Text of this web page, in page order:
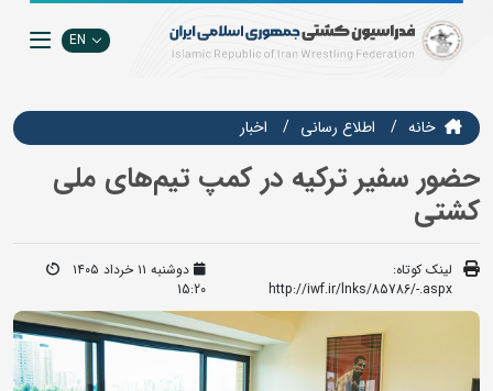
EN
خانه اطلاع رسانی اخبار
حضور سفیر ترکیه در کمپ تیم‌های ملی
کشتی
لینک کوتاه:
http://iwf.ir/lnks/85786/-.aspx
دوشنبه ۱۱ خرداد ۱۴۰۵
15:20